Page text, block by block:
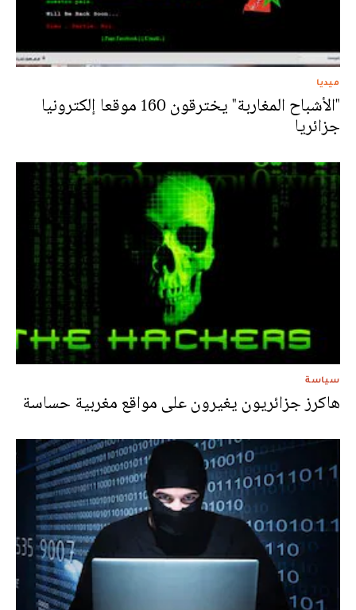
ميديا
"الأشباح المغاربة" يخترقون 160 موقعا إلكترونيا
جزائريا
سياسة
هاكرز جزائريون يغيرون على مواقع مغربية حساسة